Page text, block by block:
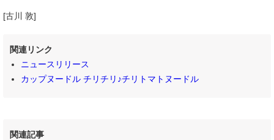
[古川 敦]
関連リンク
ニュースリリース
カップヌードル チリチリ♪チリトマトヌードル
関連記事